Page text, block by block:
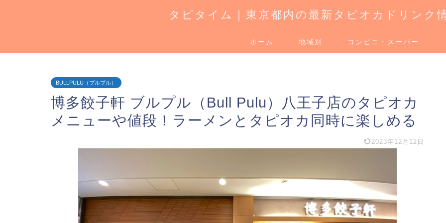
タピタイム｜東京都内の最新タピオカドリンク
ホーム 地域別 コンビニ・スーパー
BULLPULU（ブルプル）
博多餃子軒 ブルプル（Bull Pulu）八王子店のタピオカ
メニューや値段！ラーメンとタピオカ同時に楽しめる
2023年12月12日